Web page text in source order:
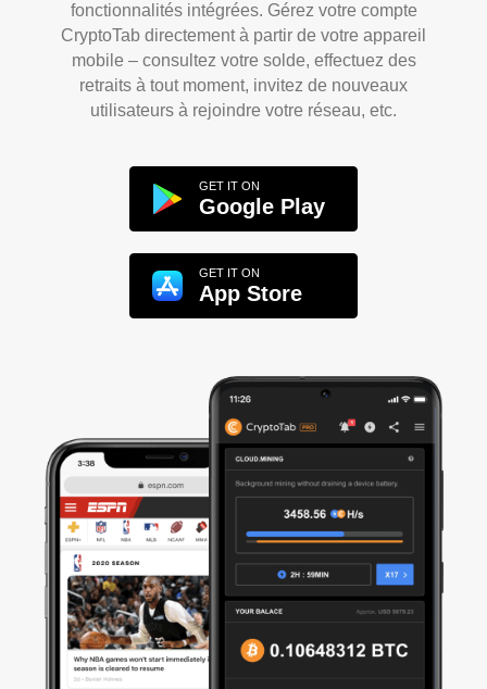
fonctionnalités intégrées. Gérez votre compte
CryptoTab directement à partir de votre appareil
mobile – consultez votre solde, effectuez des
retraits à tout moment, invitez de nouveaux
utilisateurs à rejoindre votre réseau, etc.
GET IT ON
Google Play
GET IT ON
App Store